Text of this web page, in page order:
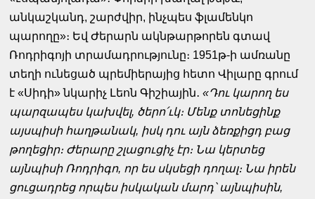
անկաշկանդ, շարժվիր, ինչպես ֆլամենկո
պարողը»։ Եվ Ժերարն ակնթարթորեն գտավ
Ռոդրիգոյի տրամադրությունը։ 1951թ-ի ամռանը
տեղի ունեցած պրեմիերայից հետո Վիլարը գրում
է «Սիդի» նկարիչ Լեոն Գիշիային․«Դու կարող ես
պարզապես կախվել, ծերո՛ւկ։ Մենք տոնեցինք
այսպիսի հաղթանակ, իսկ դու այն ձեռքիցդ բաց
թողեցիր։ Ժերարը շլացուցիչ էր։ Նա կերտեց
այնպիսի Ռոդրիգո, որ ես սկսեցի դողալ։ Նա իրեն
ցուցադրեց որպես իսկական մարդ՝ այնպիսին,